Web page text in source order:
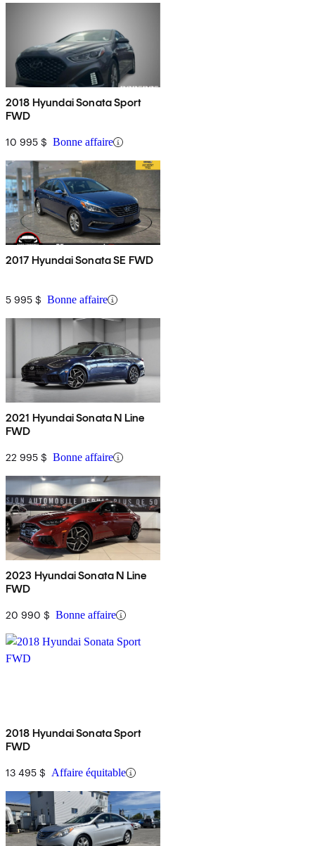
2018 Hyundai Sonata Sport
FWD
10 995 $ Bonne affaire
2017 Hyundai Sonata SE FWD
5 995 $ Bonne affaire
2021 Hyundai Sonata N Line
FWD
22 995 $ Bonne affaire
2023 Hyundai Sonata N Line
FWD
20 990 $ Bonne affaire
2018 Hyundai Sonata Sport
FWD
13 495 $ Affaire équitable